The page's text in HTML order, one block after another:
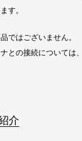
す。
ではございません。
との接続については
介